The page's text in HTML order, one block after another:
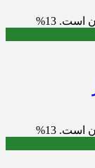
13%
13%